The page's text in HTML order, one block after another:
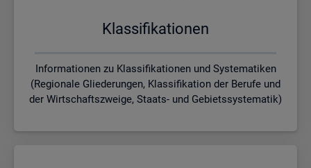
Klas­si­fi­ka­tio­nen
Informationen zu Klassifikationen und Systematiken
(Regionale Gliederungen, Klassifikation der Berufe und
der Wirtschaftszweige, Staats- und Gebietssystematik)